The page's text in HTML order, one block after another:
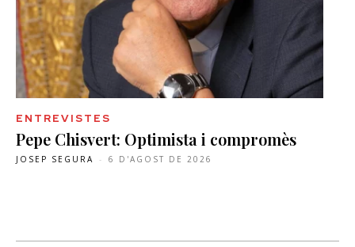
ENTREVISTES
Pepe Chisvert: Optimista i compromès
JOSEP SEGURA - 6 D'AGOST DE 2026